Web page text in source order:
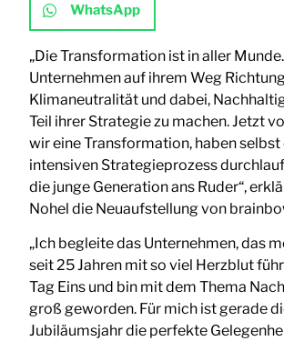
WhatsApp
„Die Transformation ist in aller
Unternehmen auf ihrem Weg
Klimaneutralität und dabei,
Teil ihrer Strategie zu machen. Jetzt
wir eine Transformation, haben selbst
intensiven Strategieprozess
die junge Generation ans Ruder“,
Nohel die Neuaufstellung von
„Ich begleite das Unternehmen, das
seit 25 Jahren mit so viel Herzblut
Tag Eins und bin mit dem Thema
groß geworden. Für mich ist gerade
Jubiläumsjahr die perfekte